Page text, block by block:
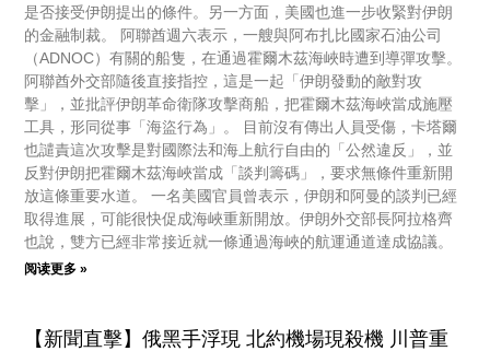
是否接受伊朗提出的條件。另一方面，美國也進一步收緊對伊朗
的金融制裁。 阿聯酋週六表示，一艘與阿布扎比國家石油公司
（ADNOC）有關的船隻，在通過霍爾木茲海峽時遭到導彈攻擊。
阿聯酋外交部隨後直接指控，這是一起「伊朗發動的敵對攻
擊」，並批評伊朗革命衛隊攻擊商船，把霍爾木茲海峽當成施壓
工具，形同從事「海盜行為」。 目前沒有傳出人員受傷，卡塔爾
也譴責這次攻擊是對國際法和海上航行自由的「公然違反」，並
反對伊朗把霍爾木茲海峽當成「談判籌碼」，要求無條件重新開
放這條重要水道。 一名美國官員曾表示，伊朗和阿曼的談判已經
取得進展，可能很快促成海峽重新開放。伊朗外交部長阿拉格齊
也說，雙方已經非常接近就一條通過海峽的航運通道達成協議。
阅读更多 »
【新聞直擊】俄黑手浮現 北約機場現殺機 川普重